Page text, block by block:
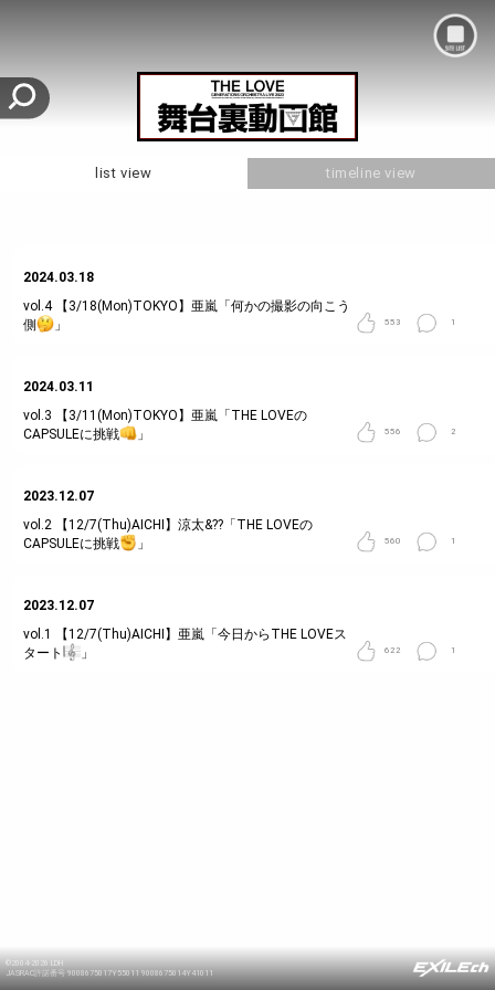
list view timeline view
2024.03.18
vol.4
【3/18(Mon)TOKYO】亜嵐「何かの撮影の向こう
側
」 553 1
2024.03.11
vol.3
【3/11(Mon)TOKYO】亜嵐「THE LOVEの
CAPSULEに挑戦
」 556 2
2023.12.07
vol.2
【12/7(Thu)AICHI】涼太&??「THE LOVEの
CAPSULEに挑戦
」 560 1
2023.12.07
vol.1
【12/7(Thu)AICHI】亜嵐「今日からTHE LOVEス
タート
」 622 1
©2004-2026 LDH
JASRAC許諾番号 9008675017Y55011 9008675014Y41011